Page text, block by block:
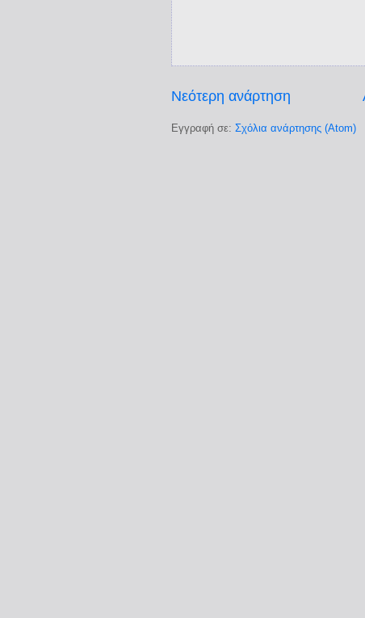
Νεότερη ανάρτηση
Εγγραφή σε: Σχόλια ανάρτησης (Atom)